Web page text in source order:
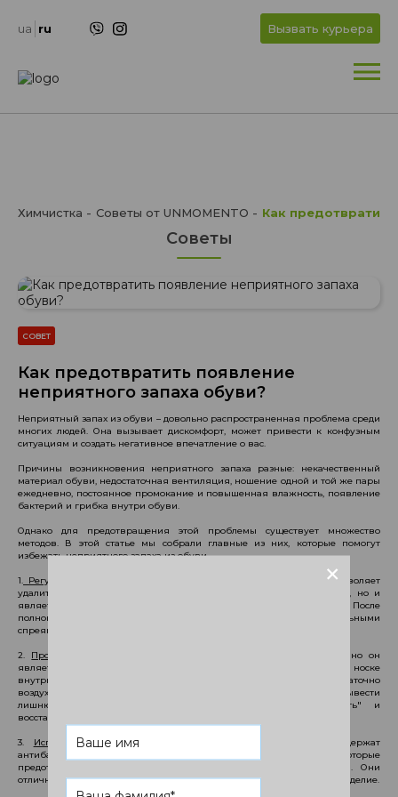
OKua ru Вызвать курьера
Химчистка Советы от UNMOMENTO Как
Советы
СОВЕТ
Как предотвратить появление
неприятного запаха обуви?
Неприятный запах из обуви – довольно распространенная проблема среди
многих людей. Она вызывает дискомфорт, может привести к конфузным
ситуациям и создать негативное впечатление о вас.
Причины возникновения неприятного запаха разные: некачественный
материал обуви, недостаточная вентиляция, ношение одной и той же пары
ежедневно, постоянное промокание и повышенная влажность, появление
бактерий и грибка внутри обуви.
Однако для предотвращения этой проблемы существует множество
методов. В этой статье мы собрали главные из них, которые помогут
избежать неприятного запаха из обуви.
1. Регулярная профессиональная чистка.
Химчистка не только позволяет
удалить загрязнения и сохранить красивый внешний вид обуви, но и
является эффективным способом борьбы с неприятным запахом. После
полноценной чистки мастера обрабатывают изделие специальными
спреями и средствами.
2. Проветривание обуви.
Многие пренебрегают этим способом, но он
является не менее важным в процессе ухода. При регулярной носке
внутри обуви может накапливаться влага и поступать недостаточно
воздуха для полноценной вентиляции. Проветривание помогает вывести
лишнюю влагу из изделия, позволяет материалам "дышать" и
восстанавливать свежесть.
3. Использование спреев для дезодорации.
Эти средства содержат
антибактериальные и антимикробные компоненты, которые
предотвращают развитие различных микроорганизмов в обуви. Они
отлично поглощают неприятный запах, а не просто ароматизируют изделие.
+